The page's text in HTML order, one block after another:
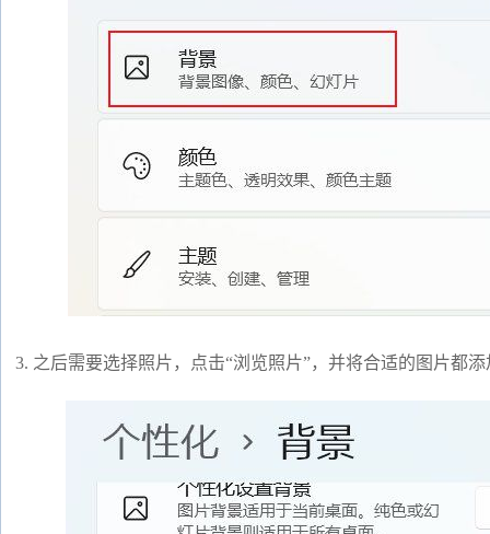
3. 之后需要选择照片，点击“浏览照片”，并将合适的图片都